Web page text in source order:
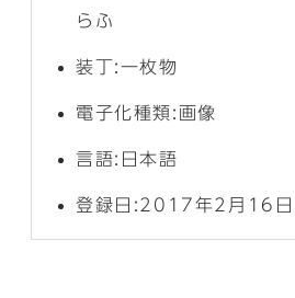
らふ
装丁:一枚物
電子化種類:画像
言語:日本語
登録日:2017年2月16日